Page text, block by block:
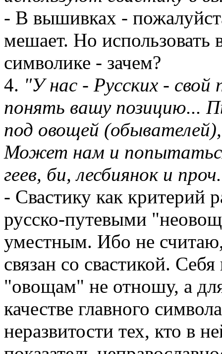
- В вышивках -
мешает. Но использовать
символике - зачем?
4. "У нас - Русских -
понять вашу позицию...
под овощей
Может нам и
геев, би, лесбиянок и
- Свастику как критерий
русско-путевыми
уместным. Ибо не
связан со свастикой.
"овощам" не отношу, а
качестве главного
неразвитости тех, кто в